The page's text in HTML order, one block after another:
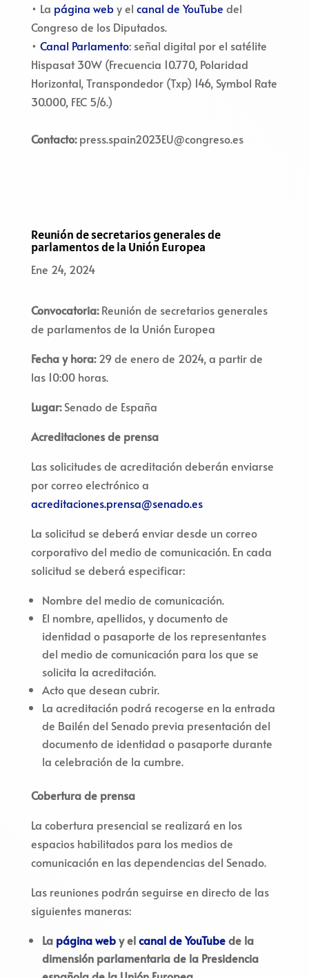
• La página weby el canal de YouTube del
Congreso de los Diputados.
• Canal Parlamento: señal digital por el satélite
Hispasat 30W (Frecuencia 10.770, Polaridad
Horizontal, Transpondedor (Txp) 146, Symbol Rate
30.000, FEC 5/6.)
Contacto:press.spain2023EU@congreso.es
Reunión de secretarios generales de
parlamentos de la Unión Europea
Ene 24, 2024
Convocatoria:Reunión de secretarios generales
de parlamentos de la Unión Europea
Fecha y hora:29 de enero de 2024, a partir de
las 10:00 horas.
Lugar:Senado de España
Acreditaciones de prensa
Las solicitudes de acreditación deberán enviarse
por correo electrónico a
acreditaciones.prensa@senado.es
La solicitud se deberá enviar desde un correo
corporativo del medio de comunicación. En cada
solicitud se deberá especificar:
Nombre del medio de comunicación.
El nombre, apellidos, y documento de
identidad o pasaporte de los representantes
del medio de comunicación para los que se
solicita la acreditación.
Acto que desean cubrir.
La acreditación podrá recogerse en la entrada
de Bailén del Senado previa presentación del
documento de identidad o pasaporte durante
la celebración de la cumbre.
Cobertura de prensa
La cobertura presencial se realizará en los
espacios habilitados para los medios de
comunicación en las dependencias del Senado.
Las reuniones podrán seguirse en directo de las
siguientes maneras:
La página weby elcanal de YouTubede la
dimensión parlamentaria de la Presidencia